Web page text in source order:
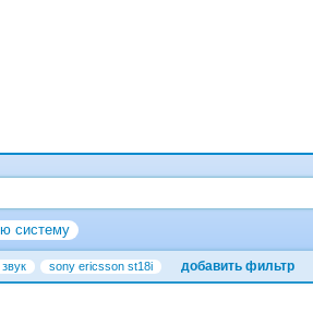
систему
звук sony ericsson st18i добавить фильтр